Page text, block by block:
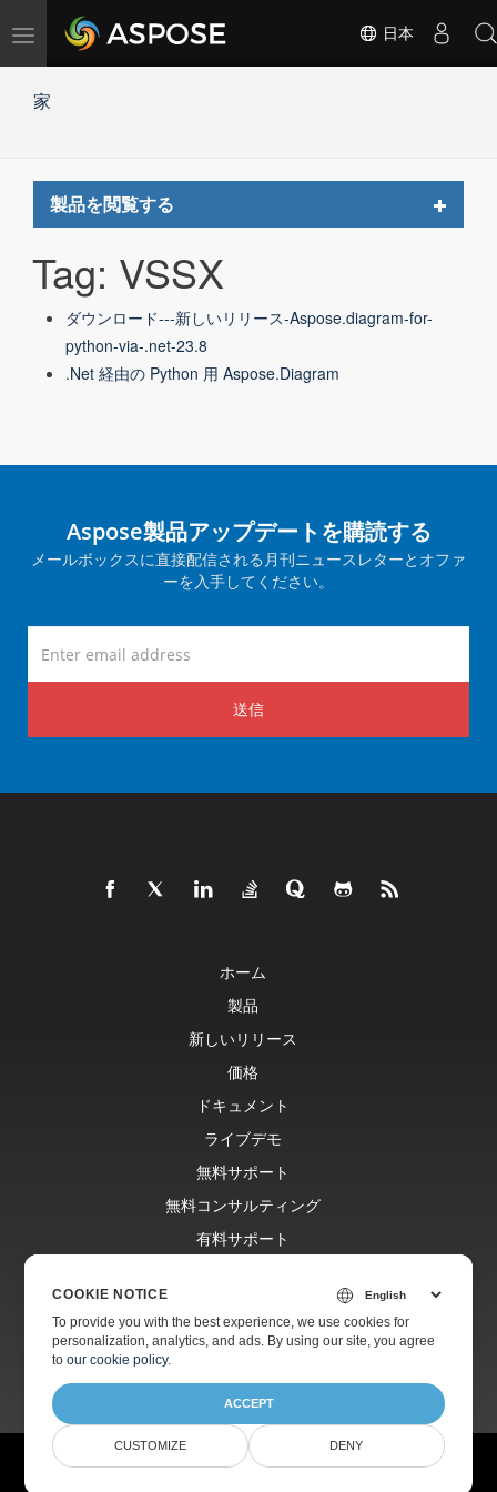
ナ
ー
替
日本
家
製品を閲覧する
Toggle
Tag: VSSX
ダウンロード---新しいリリース-Aspose.diagram-for-
python-via-.net-23.8
.Net 経由の Python 用 Aspose.Diagram
Aspose製品アップデートを購読する
メールボックスに直接配信される月刊ニュースレターとオファ
ーを入手してください。
送信
ホーム
製品
新しいリリース
価格
ドキュメント
ライブデモ
無料サポート
無料コンサルティング
有料サポート
ウェブサイト
について
© Aspose Pty Ltd 2001-2026. 無断複写・転載を禁じます。
COOKIE NOTICE
To provide you with the best experience, we use cookies for
personalization, analytics, and ads. By using our site, you agree
toour cookie policy.
ACCEPT
CUSTOMIZE DENY